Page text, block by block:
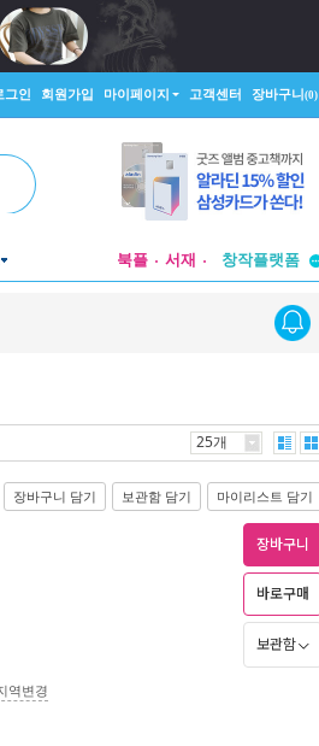
그인 회원가입 마이페이지 고객센터 장바구니(0)
북플 서재
창작플랫폼
투비컨티뉴드
25개
장바구니 담기 보관함 담기 마이리스트 담기
역변경
장바구니
바로구매
보관함